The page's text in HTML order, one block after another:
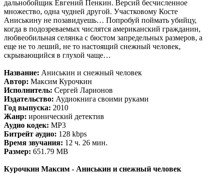
дальнобойщик Евгений Пенкин. Версий бесчисленное
множество, одна чудней другой. Участковому Косте
Аниськину не позавидуешь… Попробуй поймать убийцу,
когда в подозреваемых числятся американский гражданин,
любвеобильная селянка с бюстом запредельных размеров, а
еще не то леший, не то настоящий снежный человек,
скрывающийся в глухой чаще…
Название: Аниськин и снежный человек
Автор: Максим Курочкин
Исполнитель: Сергей Ларионов
Издательство: Аудиокнига своими руками
Год выпуска: 2010
Жанр: иронический детектив
Аудио кодек: MP3
Битрейт аудио: 128 kbps
Время звучания: 12 ч. 26 мин.
Размер: 651.79 MB
Курочкин Максим - Аниськин и снежный человек